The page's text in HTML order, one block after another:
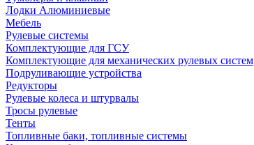
Лодки Алюминиевые
Мебель
Рулевые системы
Комплектующие для ГСУ
Комплектующие для механических рулевых систем
Подруливающие устройства
Редукторы
Рулевые колеса и штурвалы
Тросы рулевые
Тенты
Топливные баки, топливные системы